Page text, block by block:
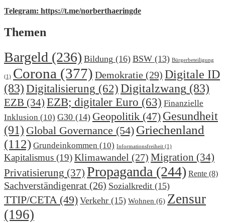
Telegram: https://t.me/norberthaeringde
Themen
Bargeld (236) Bildung (16) BSW (13) Bürgerbeteiligung
(1) Corona (377) Demokratie (29) Digitale ID
(83) Digitalisierung (62) Digitalzwang (83)
EZB (34) EZB; digitaler Euro (63) Finanzielle
Inklusion (10) G30 (14) Geopolitik (47) Gesundheit
(91) Global Governance (54) Griechenland
(112) Grundeinkommen (10) Informationsfreiheit (1)
Kapitalismus (19)Klimawandel (27) Migration (34)
Privatisierung (37) Propaganda (244) Rente (8)
Sachverständigenrat (26) Sozialkredit (15)
TTIP/CETA(49) Verkehr (15) Wohnen (6) Zensur
(196)